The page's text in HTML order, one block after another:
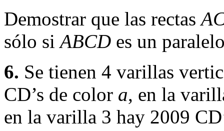
Demostrar que las rectas
sólo siABCD es un
6. Se tienen 4 varillas
CD’s de color a, en la
en la varilla 3 hay 2009